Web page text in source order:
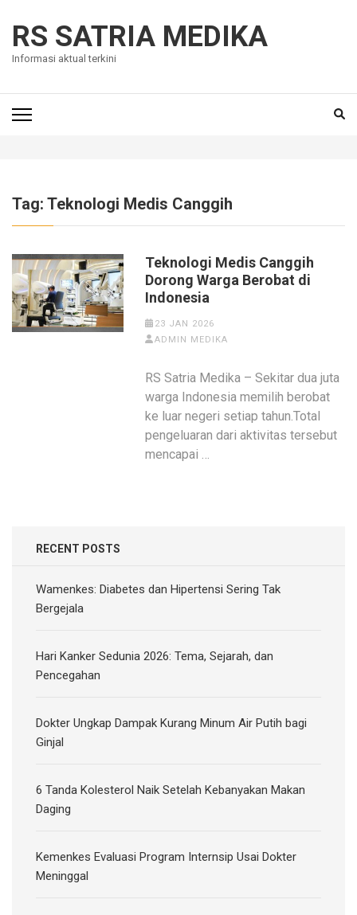
content
(Press
RS SATRIA MEDIKA
Informasi aktual terkini
Tag: Teknologi Medis Canggih
Teknologi Medis Canggih
Dorong Warga Berobat di
Indonesia
23 JAN 2026
ADMIN MEDIKA
RS Satria Medika – Sekitar dua juta
warga Indonesia memilih berobat
ke luar negeri setiap tahun.Total
pengeluaran dari aktivitas tersebut
mencapai …
RECENT POSTS
Wamenkes: Diabetes dan Hipertensi Sering Tak
Bergejala
Hari Kanker Sedunia 2026: Tema, Sejarah, dan
Pencegahan
Dokter Ungkap Dampak Kurang Minum Air Putih bagi
Ginjal
6 Tanda Kolesterol Naik Setelah Kebanyakan Makan
Daging
Kemenkes Evaluasi Program Internsip Usai Dokter
Meninggal